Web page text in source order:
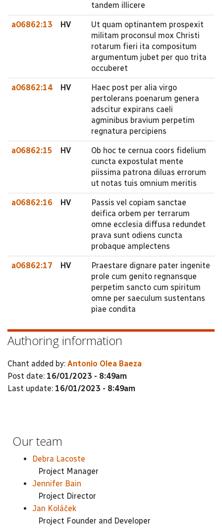
tandem illicere
a06862:13 HV
Ut quam optinantem prospexit
militam proconsul mox Christi
rotarum fieri ita compositum
argumentum jubet per quo trita
occuberet
a06862:14 HV
Haec post per alia virgo
pertolerans poenarum genera
adscitur expirans caeli
agminibus bravium perpetim
regnatura percipiens
a06862:15 HV
Ob hoc te cernua coors fidelium
cuncta expostulat mente
piissima patrona diluas errorum
ut notas tuis omnium meritis
a06862:16 HV
Passis vel copiam sanctae
deifica orbem per terrarum
omne ecclesia diffusa redundet
prava sunt odiens cuncta
probaque amplectens
a06862:17 HV
Praestare dignare pater ingenite
prole cum genito regnansque
perpetim sancto cum spiritum
omne per saeculum sustentans
piae condita
Authoring information
Chant added by: Antonio Olea Baeza
Post date: 16/01/2023 - 8:49am
Last update: 16/01/2023 - 8:49am
Our team
Debra Lacoste
Project Manager
Jennifer Bain
Project Director
Jan Koláček
Project Founder and Developer